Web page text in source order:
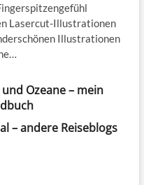
Lasercut-Illustrationen
Illustrationen
Ozeane – mein
– andere Reiseblogs